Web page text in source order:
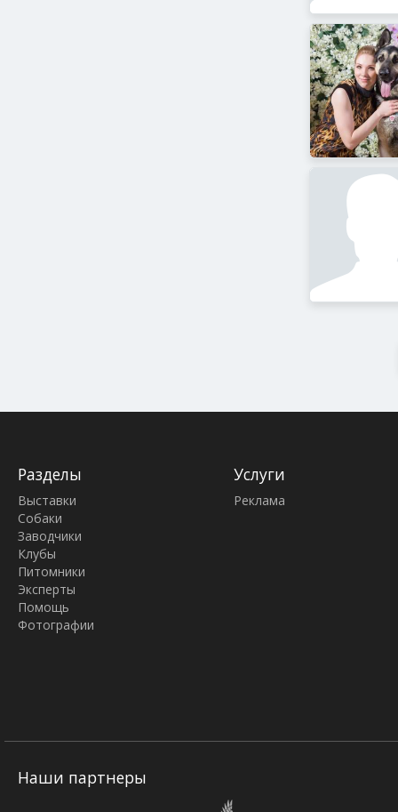
Разделы
Выставки
Собаки
Заводчики
Клубы
Питомники
Эксперты
Помощь
Фотографии
Услуги
Реклама
Наши партнеры